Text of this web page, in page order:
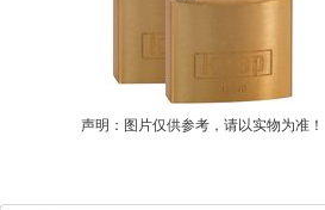
声明：图片仅供参考，请以实物为准！